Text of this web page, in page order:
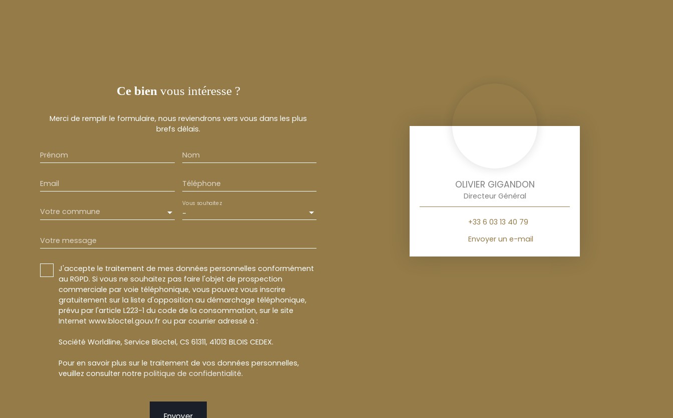
Ce bien vous intéresse ?
Merci de remplir le formulaire, nous reviendrons vers vous dans les plus
brefs délais.
Prénom Nom
Email Téléphone
Votre commune -
Vous souhaitez
Votre message
J'accepte le traitement de mes données personnelles conformément
au RGPD. Si vous ne souhaitez pas faire l'objet de prospection
commerciale par voie téléphonique, vous pouvez vous inscrire
gratuitement sur la liste d'opposition au démarchage téléphonique,
prévu par l'article L223-1 du code de la consommation, sur le site
Internet www.bloctel.gouv.fr ou par courrier adressé à :
Société Worldline, Service Bloctel, CS 61311, 41013 BLOIS CEDEX.
Pour en savoir plus sur le traitement de vos données personnelles,
veuillez consulter notre politique de confidentialité.
OLIVIER GIGANDON
Directeur Général
+33 6 03 13 40 79
Envoyer un e-mail